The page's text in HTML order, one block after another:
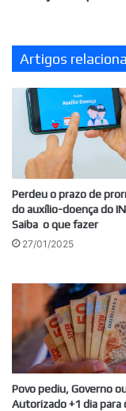
Artigos
Perdeu o prazo de
do auxílio-doença do
Saiba o que fazer
27/01/2025
Povo pediu, Governo
Autorizado +1 dia para